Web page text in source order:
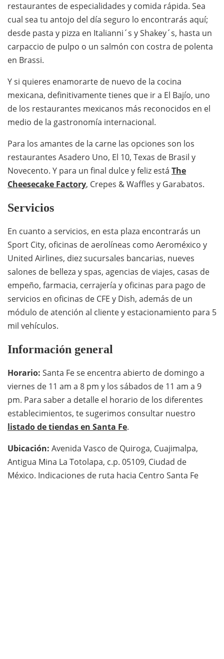
restaurantes de especialidades y comida rápida. Sea
cual sea tu antojo del día seguro lo encontrarás aquí;
desde pasta y pizza en Italianni´s y Shakey´s, hasta un
carpaccio de pulpo o un salmón con costra de polenta
en Brassi.
Y si quieres enamorarte de nuevo de la cocina
mexicana, definitivamente tienes que ir a El Bajío, uno
de los restaurantes mexicanos más reconocidos en el
medio de la gastronomía internacional.
Para los amantes de la carne las opciones son los
restaurantes Asadero Uno, El 10, Texas de Brasil y
Novecento. Y para un final dulce y feliz está The
Cheesecake Factory, Crepes & Waffles y Garabatos.
Servicios
En cuanto a servicios, en esta plaza encontrarás un
Sport City, oficinas de aerolíneas como Aeroméxico y
United Airlines, diez sucursales bancarias, nueves
salones de belleza y spas, agencias de viajes, casas de
empeño, farmacia, cerrajería y oficinas para pago de
servicios en oficinas de CFE y Dish, además de un
módulo de atención al cliente y estacionamiento para 5
mil vehículos.
Información general
Horario: Santa Fe se encentra abierto de domingo a
viernes de 11 am a 8 pm y los sábados de 11 am a 9
pm. Para saber a detalle el horario de los diferentes
establecimientos, te sugerimos consultar nuestro
listado de tiendas en Santa Fe.
Ubicación: Avenida Vasco de Quiroga, Cuajimalpa,
Antigua Mina La Totolapa, c.p. 05109, Ciudad de
México. Indicaciones de ruta hacia Centro Santa Fe